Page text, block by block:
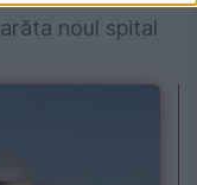
noul spital